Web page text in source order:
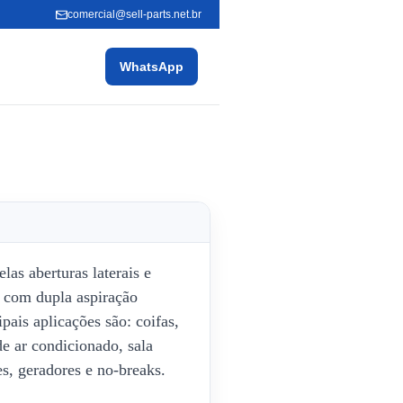
comercial@sell-parts.net.br
WhatsApp
aberturas laterais e
dupla aspiração
aplicações são: coifas,
ar condicionado, sala
geradores e no-breaks.